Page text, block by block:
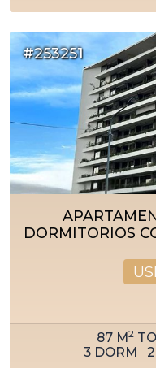
#253251
DORMITORIOS
87 M2
3 DORM 2